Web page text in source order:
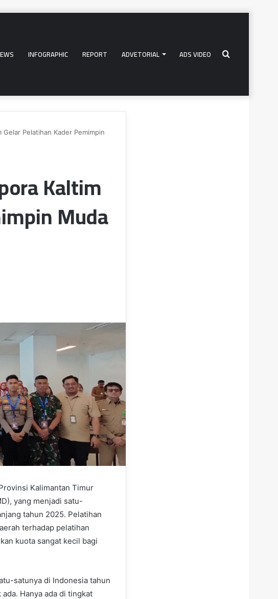
INFOGRAPHIC REPORT ADVETORIAL ADS VIDEO Search
Pelatihan Kader Pemimpin
Kaltim
Muda
Kalimantan Timur
yang menjadi satu-
tahun 2025. Pelatihan
terhadap pelatihan
kuota sangat kecil bagi
satunya di Indonesia tahun
Hanya ada di tingkat